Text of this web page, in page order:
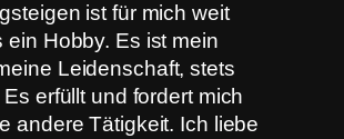
ist für mich weit
ein Hobby. Es ist mein
Leidenschaft, stets
erfüllt und fordert mich
andere Tätigkeit. Ich liebe